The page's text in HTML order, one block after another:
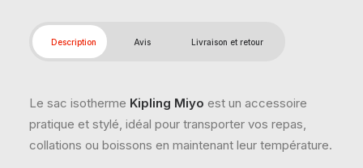
Description Avis Livraison et retour
Le sac isotherme Kipling Miyo est un accessoire
pratique et stylé, idéal pour transporter vos repas,
collations ou boissons en maintenant leur température.